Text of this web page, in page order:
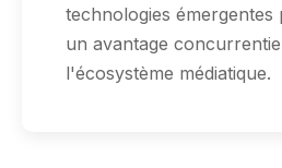
technologies
un avantage
l'écosystème médiatique.